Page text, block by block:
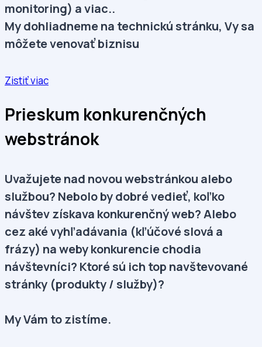
monitoring) a viac..
My dohliadneme na technickú stránku, Vy sa
môžete venovať biznisu
Zistiť viac
Prieskum konkurenčných
webstránok
Uvažujete nad novou webstránkou alebo
službou? Nebolo by dobré vedieť, koľko
návštev získava konkurenčný web? Alebo
cez aké vyhľadávania (kľúčové slová a
frázy) na weby konkurencie chodia
návštevníci? Ktoré sú ich top navštevované
stránky (produkty / služby)?
My Vám to zistíme.